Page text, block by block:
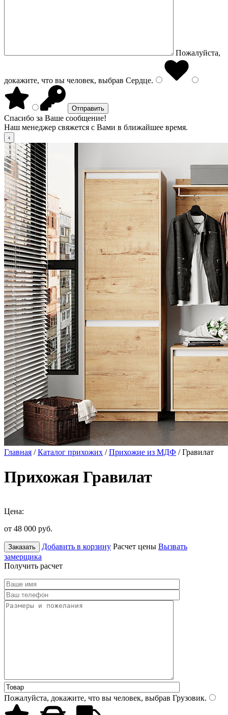
Пожалуйста,
докажите, что вы человек, выбрав Сердце.
Спасибо за Ваше сообщение!
Наш менеджер свяжется с Вами в ближайшее время.
Главная /Каталог прихожих /Прихожие из МДФ / Гравилат
Прихожая Гравилат
Цена:
от 48 000 руб.
Заказать Добавить в корзину Расчет цены Вызвать
замерщика
Получить расчет
Пожалуйста, докажите, что вы человек, выбрав Грузовик.